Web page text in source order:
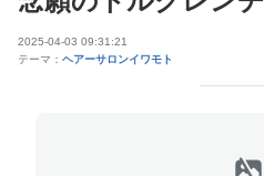
2025-04-03 09:31:21
テーマ： ヘアーサロンイワモト